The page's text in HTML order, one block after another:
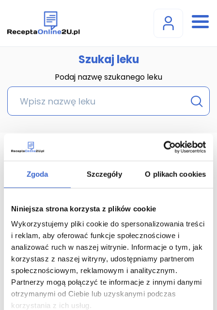
Zgoda Szczegóły O plikach cookies
Niniejsza strona korzysta z plików cookie
Wykorzystujemy pliki cookie do spersonalizowania treści
i reklam, aby oferować funkcje społecznościowe i
analizować ruch w naszej witrynie. Informacje o tym, jak
korzystasz z naszej witryny, udostępniamy partnerom
społecznościowym, reklamowym i analitycznym.
Partnerzy mogą połączyć te informacje z innymi danymi
otrzymanymi od Ciebie lub uzyskanymi podczas
korzystania z ich usług.
Szukaj leku
Podaj nazwę szukanego leku
Achillea Millefolium
granulki; granulki w
pojemniku
jednodawkowym, krople
doustne roztwór (2CH, 4CH,
5CH, 7CH, 9CH, 12CH, 15CH,
30CH, 200CH, 6K, 12K, 30K,
200K, 1MK, 10MK, 100MK) - 1
poj. 4 g granulek 4CH